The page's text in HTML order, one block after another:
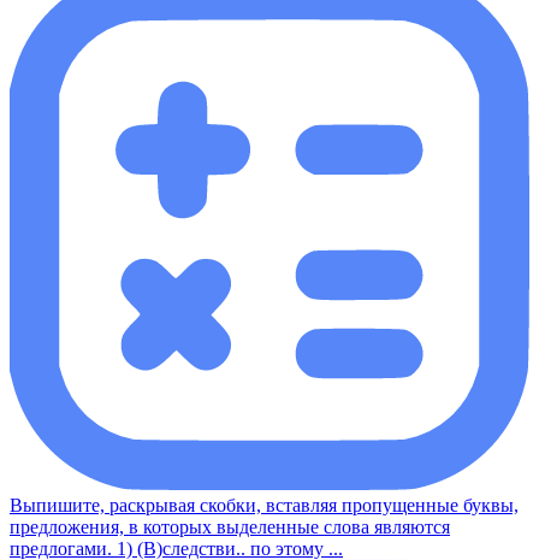
Выпишите, раскрывая скобки, вставляя пропущенные буквы,
предложения, в которых выделенные слова являются
предлогами. 1) (В)следстви.. по этому ...